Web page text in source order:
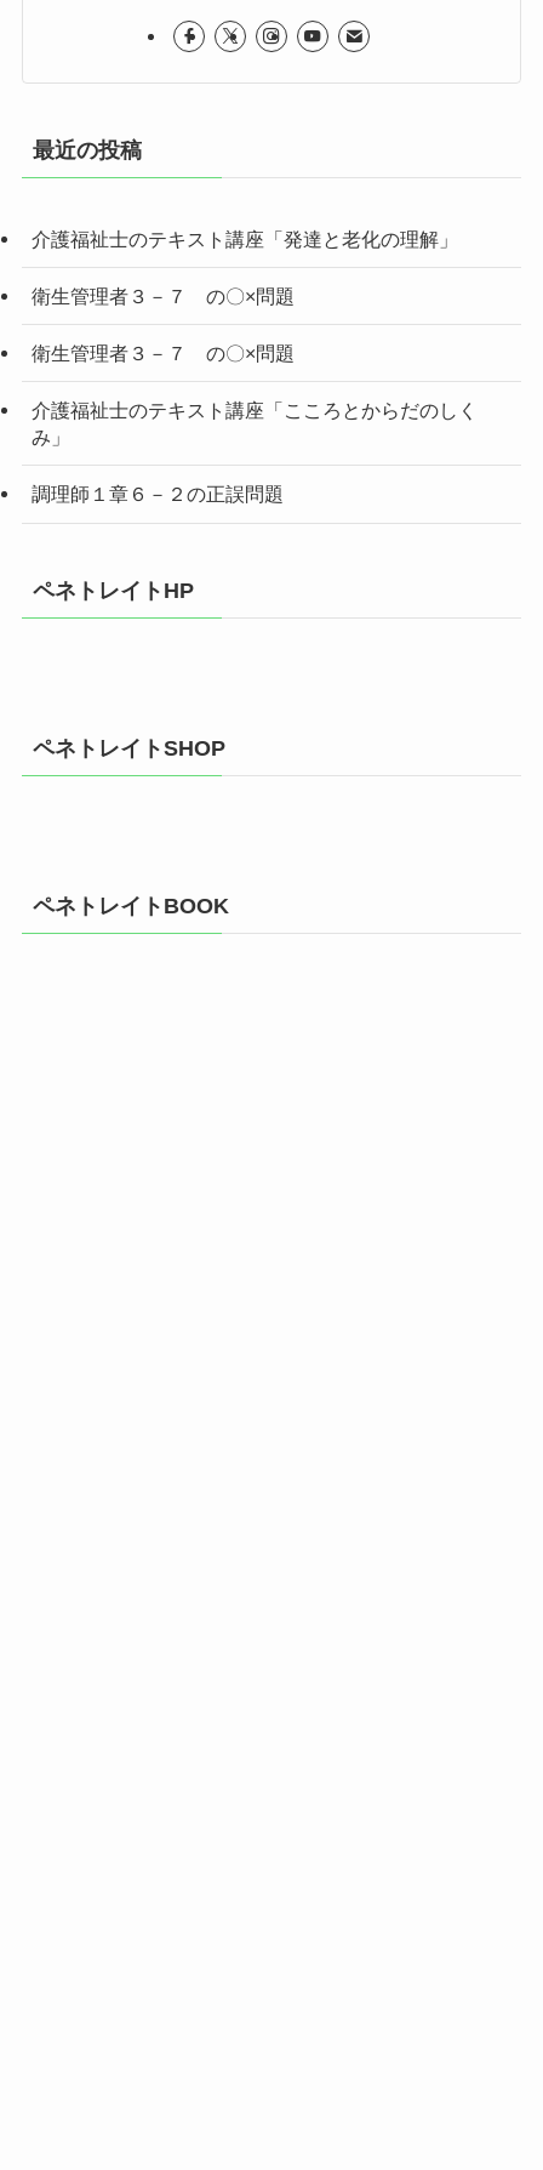
最近の投稿
介護福祉士のテキスト講座「発達と老化の理解」
衛生管理者３－７ の〇×問題
衛生管理者３－７ の〇×問題
介護福祉士のテキスト講座「こころとからだのしく
み」
調理師１章６－２の正誤問題
ペネトレイトHP
ペネトレイトSHOP
ペネトレイトBOOK